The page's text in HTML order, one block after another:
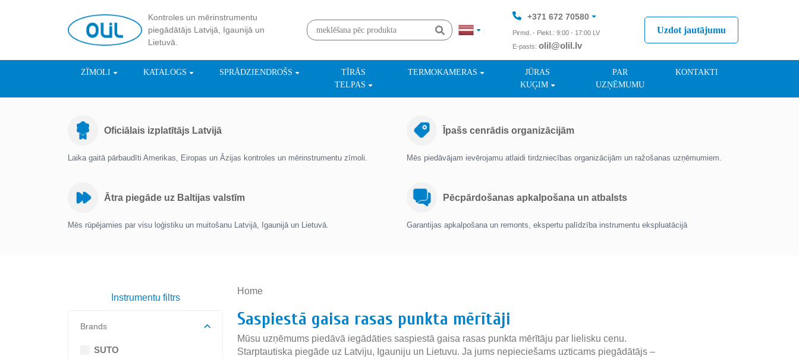
Kontroles un mērinstrumentu
piegādātājs Latvijā, Igaunijā un
Lietuvā.
+371 672 70580
Pirmd. - Piekt.: 9:00 - 17:00 LV
E-pasts: olil@olil.lv
+371 287 11411
Uzdot jautājumu
ZĪMOLI KATALOGS SPRĀDZIENDROŠS
TĪRĀS
TELPAS
TERMOKAMERAS
JŪRAS
KUĢIM
PAR
UZŅĒMUMU
KONTAKTI
Oficiālais izplatītājs Latvijā
Laika gaitā pārbaudīti Amerikas, Eiropas un Āzijas kontroles un mērinstrumentu zīmoli.
Īpašs cenrādis organizācijām
Mēs piedāvājam ievērojamu atlaidi tirdzniecības organizācijām un ražošanas uzņēmumiem.
Ātra piegāde uz Baltijas valstīm
Mēs rūpējamies par visu loģistiku un muitošanu Latvijā, Igaunijā un Lietuvā.
Pēcpārdošanas apkalpošana un atbalsts
Garantijas apkalpošana un remonts, ekspertu palīdzība instrumentu ekspluatācijā
Instrumentu filtrs
Brands
SUTO
Home
Saspiestā gaisa rasas punkta mērītāji
Mūsu uzņēmums piedāvā iegādāties saspiestā gaisa rasas punkta mērītāju par lielisku cenu.
Starptautiska piegāde uz Latviju, Igauniju un Lietuvu. Ja jums nepieciešams uzticams piegādātājs –